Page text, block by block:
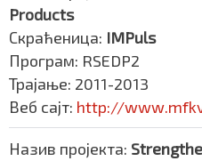
Products
Скраћеница: IMPuls
Програм: RSEDP2
Трајање: 2011-2013
Веб сајт: http://
Назив пројекта: